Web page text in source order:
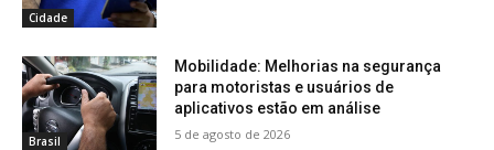
Cidade
Brasil
Mobilidade: Melhorias na segurança
para motoristas e usuários de
aplicativos estão em análise
5 de agosto de 2026